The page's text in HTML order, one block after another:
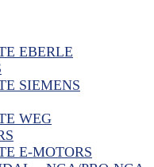
EBERLE
SIEMENS
WEG
E-MOTORS